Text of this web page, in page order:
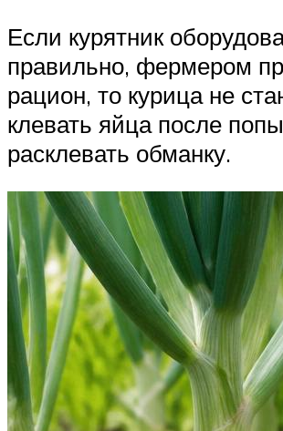
Если курятник
правильно, фермером
рацион, то курица не
клевать яйца после
расклевать обманку.